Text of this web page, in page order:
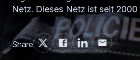
Netz. Dieses Netz ist seit 2000
Share